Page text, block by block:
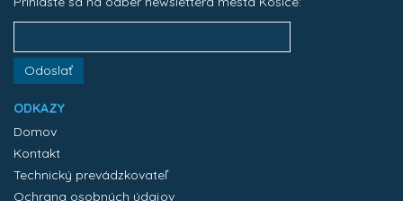
Odoslať
ODKAZY
Domov
Kontakt
Technický prevádzkovateľ
Ochrana osobných údajov